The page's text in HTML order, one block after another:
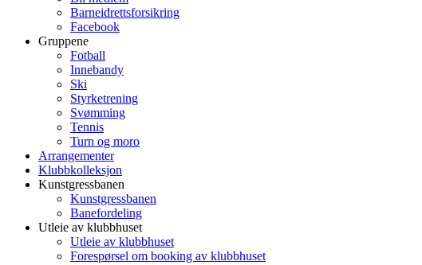
Barneidrettsforsikring
Facebook
Gruppene
Fotball
Innebandy
Ski
Styrketrening
Svømming
Tennis
Turn og moro
Arrangementer
Klubbkolleksjon
Kunstgressbanen
Kunstgressbanen
Banefordeling
Utleie av klubbhuset
Utleie av klubbhuset
Forespørsel om booking av klubbhuset